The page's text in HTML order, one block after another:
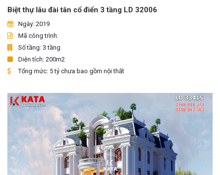
Biệt thự lâu đài tân cổ điển 3 tầng LD 32006
Ngày: 2019
Mã công trình:
Số tầng: 3 tầng
Diện tích: 200m2
Tổng mức: 5 tỷ chưa bao gồm nội thất